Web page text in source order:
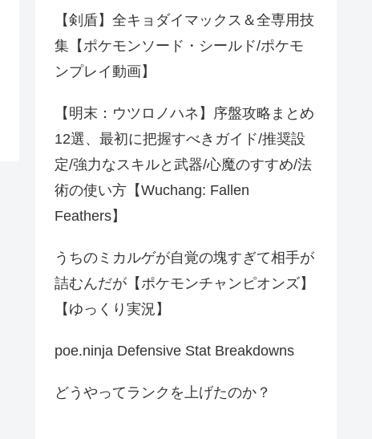
【剣盾】全キョダイマックス＆全専用技
集【ポケモンソード・シールド/ポケモ
ンプレイ動画】
【明末：ウツロノハネ】序盤攻略まとめ
12選、最初に把握すべきガイド/推奨設
定/強力なスキルと武器/心魔のすすめ/法
術の使い方【Wuchang: Fallen
Feathers】
うちのミカルゲが自覚の塊すぎて相手が
詰むんだが【ポケモンチャンピオンズ】
【ゆっくり実況】
poe.ninja Defensive Stat Breakdowns
どうやってランクを上げたのか？